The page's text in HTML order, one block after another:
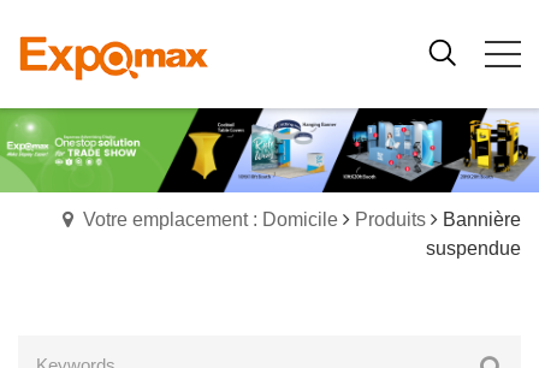
Votre emplacement : Domicile Produits
Bannière
suspendue